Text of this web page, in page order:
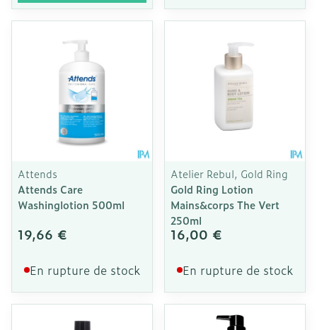
Attends
Attends Care
Washinglotion 500ml
19,66 €
En rupture de stock
Atelier Rebul, Gold Ring
Gold Ring Lotion
Mains&corps The Vert
250ml
16,00 €
En rupture de stock